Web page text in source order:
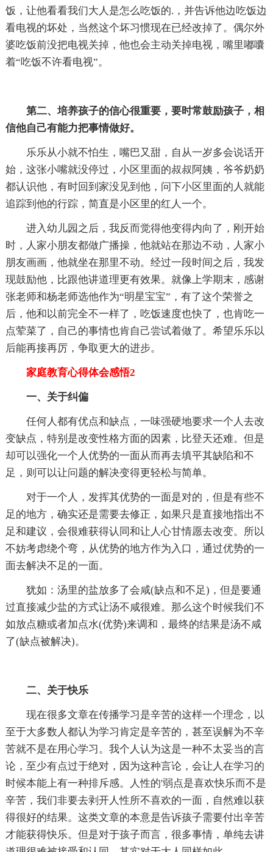
饭，让他看看我们大人是怎么吃饭的.，并告诉他边吃饭边
看电视的坏处，当然这个坏习惯现在已经改掉了。偶尔外
婆吃饭前没把电视关掉，他也会主动关掉电视，嘴里嘟囔
着“吃饭不许看电视”。
第二、培养孩子的信心很重要，要时常鼓励孩子，相
信他自己有能力把事情做好。
乐乐从小就不怕生，嘴巴又甜，自从一岁多会说话开
始，这张小嘴就没停过，小区里面的叔叔阿姨，爷爷奶奶
都认识他，有时回到家没见到他，问下小区里面的人就能
追踪到他的行踪，简直是小区里的红人一个。
进入幼儿园之后，我反而觉得他变得内向了，刚开始
时，人家小朋友都做广播操，他就站在那边不动，人家小
朋友画画，他就坐在那里不动。经过一段时间之后，我发
现鼓励他，比跟他讲道理更有效果。就像上学期末，感谢
张老师和杨老师选他作为“明星宝宝”，有了这个荣誉之
后，他和以前完全不一样了，吃饭速度也快了，也肯吃一
点荤菜了，自己的事情也肯自己尝试着做了。希望乐乐以
后能再接再厉，争取更大的进步。
家庭教育心得体会感悟2
一、关于纠偏
任何人都有优点和缺点，一味强硬地要求一个人去改
变缺点，特别是改变性格方面的因素，比登天还难。但是
却可以强化一个人优势的一面从而再去填平其缺陷和不
足，则可以让问题的解决变得更轻松与简单。
对于一个人，发挥其优势的一面是对的，但是有些不
足的地方，确实还是需要去修正，如果只是直接地指出不
足和建议，会很难获得认同和让人心甘情愿去改变。所以
不妨考虑绕个弯，从优势的地方作为入口，通过优势的一
面去解决不足的一面。
犹如：汤里的盐放多了会咸(缺点和不足)，但是要通
过直接减少盐的方式让汤不咸很难。那么这个时候我们不
如放点糖或者加点水(优势)来调和，最终的结果是汤不咸
了(缺点被解决)。
二、关于快乐
现在很多文章在传播学习是辛苦的这样一个理念，以
至于大多数人都认为学习肯定是辛苦的，甚至误解为不辛
苦就不是在用心学习。我个人认为这是一种不太妥当的言
论，至少有点过于绝对，因为这种言论，会让人在学习的
时候本能上有一种排斥感。人性的'弱点是喜欢快乐而不是
辛苦，我们非要去剥开人性所不喜欢的一面，自然难以获
得很好的结果。这类文章的本意是告诉孩子需要付出辛苦
才能获得快乐。但是对于孩子而言，很多事情，单纯去讲